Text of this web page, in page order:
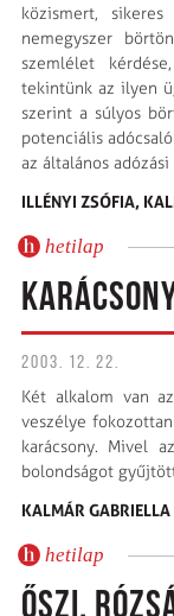
közismert,
nemegyszer
szemlélet
tekintünk az ilyen
szerint a súlyos
potenciális
az általános
ILLÉNYI ZSÓFIA,
hetilap
2003. 12. 22.
Két alkalom van
veszélye
karácsony. Mivel
bolondságot
KALMÁR GABRIELLA
hetilap